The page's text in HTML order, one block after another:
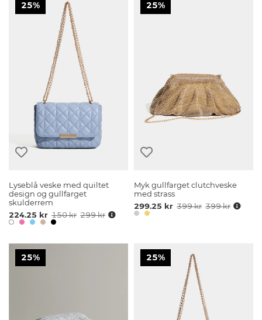
25%
Lyseblå veske med quiltet
design og gullfarget
skulderrem
224.25 kr 150 kr 299 kr
25%
Myk gullfarget clutchveske
med strass
299.25 kr 399 kr 399 kr
25% 25%